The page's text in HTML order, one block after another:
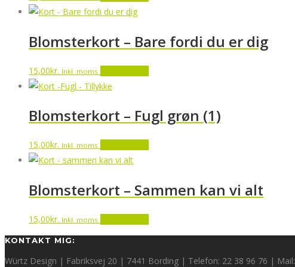
Blomsterkort – Bare fordi du er dig
15,00kr. Inkl. moms
Blomsterkort – Fugl grøn (1)
15,00kr. Inkl. moms
Blomsterkort – Sammen kan vi alt
15,00kr. Inkl. moms
KONTAKT MIG:
Würtz Design | Fabriksvej 20 | 7441 Bording | Telefon: 22 38 96 76 | Mail: